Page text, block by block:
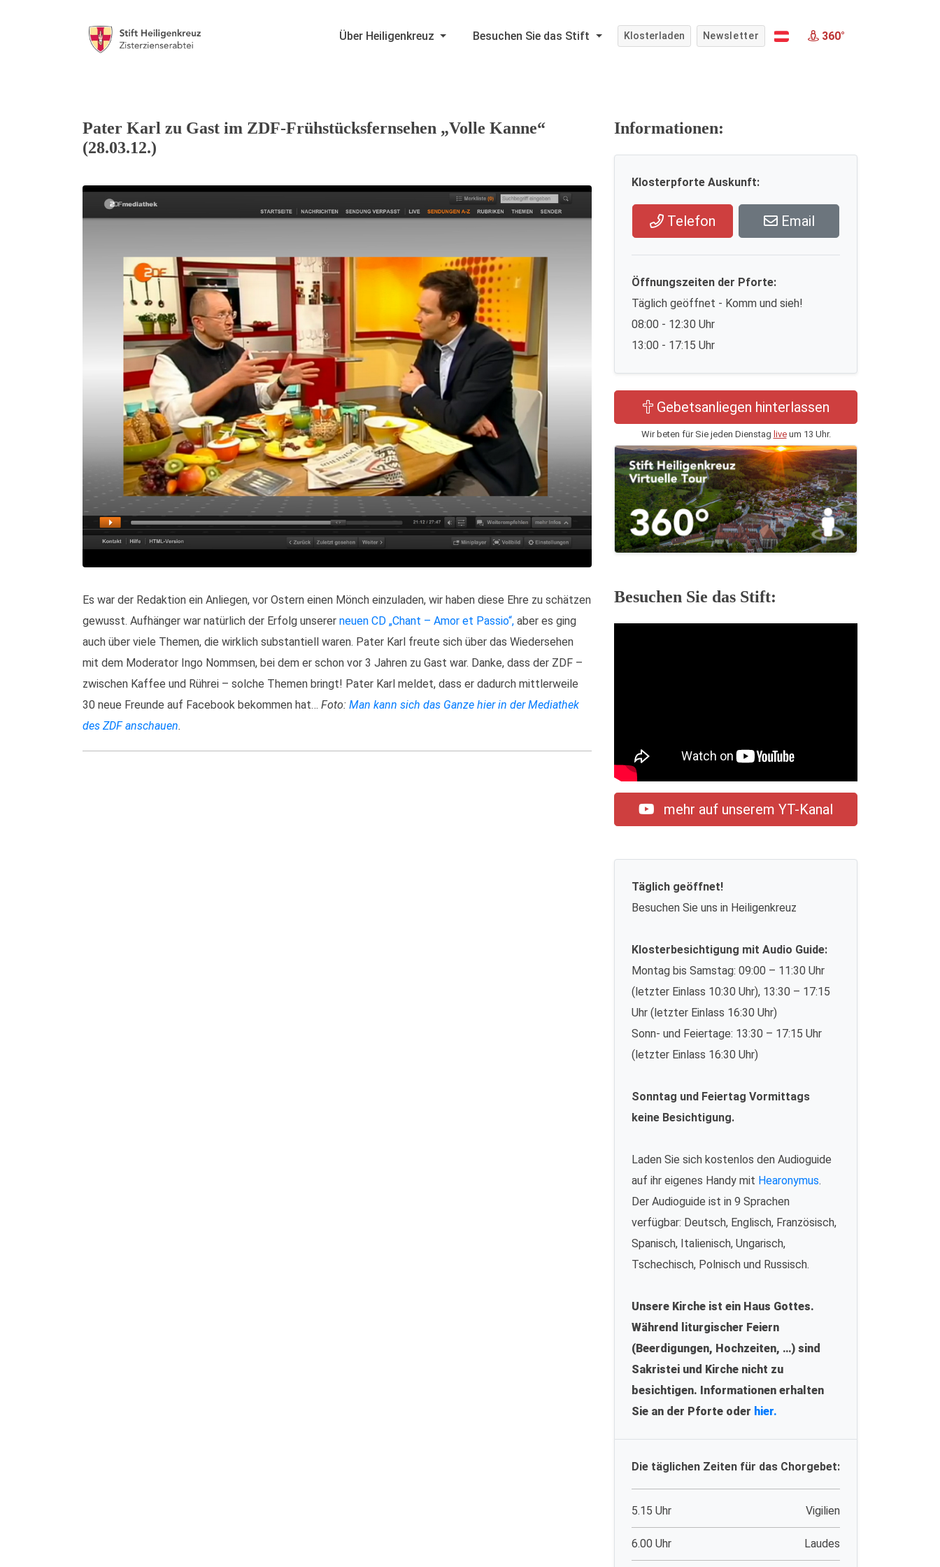
Über Heiligenkreuz Besuchen Sie das Stift Klosterladen Newsletter 360°
Pater Karl zu Gast im ZDF-Frühstücksfernsehen „Volle Kanne“
(28.03.12.)
Es war der Redaktion ein Anliegen, vor Ostern einen Mönch einzuladen, wir haben diese Ehre zu schätzen
gewusst. Aufhänger war natürlich der Erfolg unserer neuen CD „Chant – Amor et Passio“, aber es ging
auch über viele Themen, die wirklich substantiell waren. Pater Karl freute sich über das Wiedersehen
mit dem Moderator Ingo Nommsen, bei dem er schon vor 3 Jahren zu Gast war. Danke, dass der ZDF –
zwischen Kaffee und Rührei – solche Themen bringt! Pater Karl meldet, dass er dadurch mittlerweile
30 neue Freunde auf Facebook bekommen hat… Foto: Man kann sich das Ganze hier in der Mediathek
des ZDF anschauen.
Informationen:
Klosterpforte Auskunft:
Telefon Email
Öffnungszeiten der Pforte:
Täglich geöffnet - Komm und sieh!
08:00 - 12:30 Uhr
13:00 - 17:15 Uhr
Gebetsanliegen hinterlassen
Wir beten für Sie jeden Dienstag liveum 13 Uhr.
Besuchen Sie das Stift:
mehr auf unserem YT-Kanal
Täglich geöffnet!
Besuchen Sie uns in Heiligenkreuz
Klosterbesichtigung mit Audio Guide:
Montag bis Samstag: 09:00 – 11:30 Uhr
(letzter Einlass 10:30 Uhr), 13:30 – 17:15
Uhr (letzter Einlass 16:30 Uhr)
Sonn- und Feiertage: 13:30 – 17:15 Uhr
(letzter Einlass 16:30 Uhr)
Sonntag und Feiertag Vormittags
keine Besichtigung.
Laden Sie sich kostenlos den Audioguide
auf ihr eigenes Handy mit Hearonymus.
Der Audioguide ist in 9 Sprachen
verfügbar: Deutsch, Englisch, Französisch,
Spanisch, Italienisch, Ungarisch,
Tschechisch, Polnisch und Russisch.
Unsere Kirche ist ein Haus Gottes.
Während liturgischer Feiern
(Beerdigungen, Hochzeiten, …) sind
Sakristei und Kirche nicht zu
besichtigen. Informationen erhalten
Sie an der Pforte oder hier.
Die täglichen Zeiten für das Chorgebet:
5.15 Uhr Vigilien
6.00 Uhr Laudes